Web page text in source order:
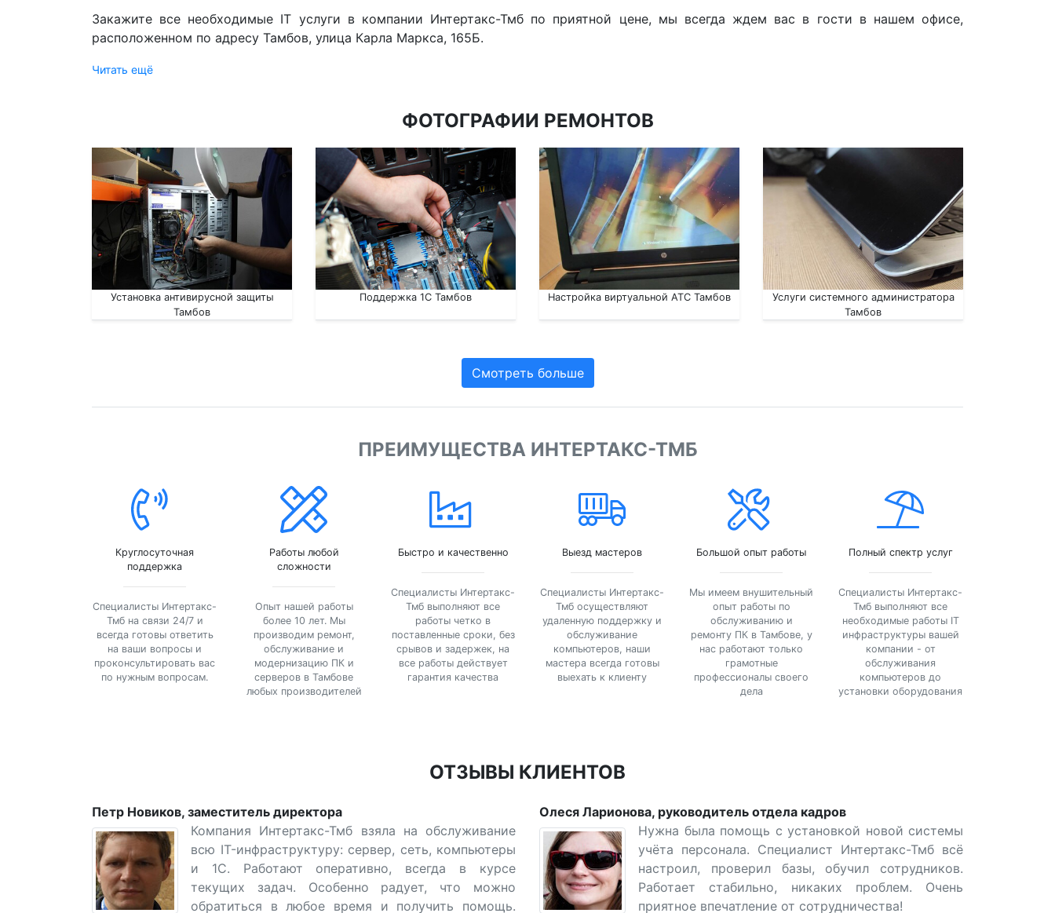
Закажите все необходимые IT услуги в компании Интертакс-Тмб по приятной цене, мы всегда ждем вас в гости в нашем офисе,
расположенном по адресу Тамбов, улица Карла Маркса, 165Б.
Читать ещё
ФОТОГРАФИИ РЕМОНТОВ
Установка антивирусной защиты
Тамбов
Поддержка 1С Тамбов Настройка виртуальной АТС Тамбов
Услуги системного администратора
Тамбов
Смотреть больше
ПРЕИМУЩЕСТВА ИНТЕРТАКС-ТМБ
Круглосуточная
поддержка
Специалисты Интертакс-
Тмб на связи 24/7 и
всегда готовы ответить
на ваши вопросы и
проконсультировать вас
по нужным вопросам.
Работы любой
сложности
Опыт нашей работы
более 10 лет. Мы
производим ремонт,
обслуживание и
модернизацию ПК и
серверов в Тамбове
любых производителей
Быстро и качественно
Специалисты Интертакс-
Тмб выполняют все
работы четко в
поставленные сроки, без
срывов и задержек, на
все работы действует
гарантия качества
Выезд мастеров
Специалисты Интертакс-
Тмб осуществляют
удаленную поддержку и
обслуживание
компьютеров, наши
мастера всегда готовы
выехать к клиенту
Большой опыт работы
Мы имеем внушительный
опыт работы по
обслуживанию и
ремонту ПК в Тамбове, у
нас работают только
грамотные
профессионалы своего
дела
Полный спектр услуг
Специалисты Интертакс-
Тмб выполняют все
необходимые работы IT
инфраструктуры вашей
компании - от
обслуживания
компьютеров до
установки оборудования
ОТЗЫВЫ КЛИЕНТОВ
Петр Новиков, заместитель директора
Компания Интертакс-Тмб взяла на обслуживание
всю IT-инфраструктуру: сервер, сеть, компьютеры
и 1С. Работают оперативно, всегда в курсе
текущих задач. Особенно радует, что можно
обратиться в любое время и получить помощь.
Олеся Ларионова, руководитель отдела кадров
Нужна была помощь с установкой новой системы
учёта персонала. Специалист Интертакс-Тмб всё
настроил, проверил базы, обучил сотрудников.
Работает стабильно, никаких проблем. Очень
приятное впечатление от сотрудничества!